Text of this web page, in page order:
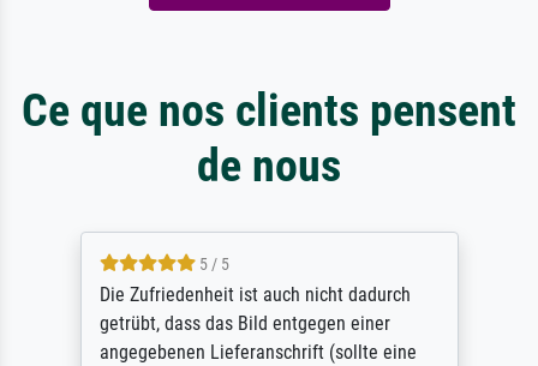
Ce que nos clients pensent
de nous
5 / 5
Die Zufriedenheit ist auch nicht dadurch
getrübt, dass das Bild entgegen einer
angegebenen Lieferanschrift (sollte eine